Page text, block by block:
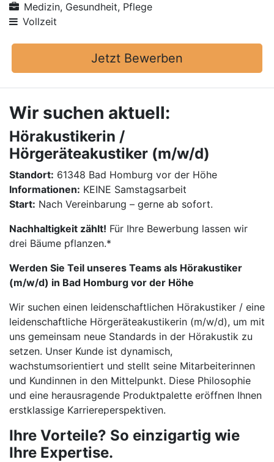
Medizin, Gesundheit, Pflege
Vollzeit
Jetzt Bewerben
Wir suchen aktuell:
Hörakustikerin /
Hörgeräteakustiker (m/w/d)
Standort: 61348 Bad Homburg vor der Höhe
Informationen: KEINE Samstagsarbeit
Start: Nach Vereinbarung – gerne ab sofort.
Nachhaltigkeit zählt! Für Ihre Bewerbung lassen wir
drei Bäume pflanzen.*
Werden Sie Teil unseres Teams als Hörakustiker
(m/w/d) in Bad Homburg vor der Höhe
Wir suchen einen leidenschaftlichen Hörakustiker / eine
leidenschaftliche Hörgeräteakustikerin (m/w/d), um mit
uns gemeinsam neue Standards in der Hörakustik zu
setzen. Unser Kunde ist dynamisch,
wachstumsorientiert und stellt seine Mitarbeiterinnen
und Kundinnen in den Mittelpunkt. Diese Philosophie
und eine herausragende Produktpalette eröffnen Ihnen
erstklassige Karriereperspektiven.
Ihre Vorteile? So einzigartig wie
Ihre Expertise.